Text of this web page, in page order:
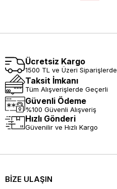
Ücretsiz Kargo
1500 TL ve Üzeri Siparişlerde
Taksit İmkanı
Tüm Alışverişlerde Geçerli
Güvenli Ödeme
%100 Güvenli Alışveriş
Hızlı Gönderi
Güvenilir ve Hızlı Kargo
BİZE ULAŞIN